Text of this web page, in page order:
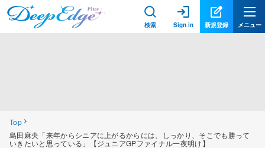
検索 Sign in 新規登録 メニュー
Top
島田麻央「来年からシニアに上がるからには、しっかり、そこでも勝って
いきたいと思っている」【ジュニアGPファイナル一夜明け】